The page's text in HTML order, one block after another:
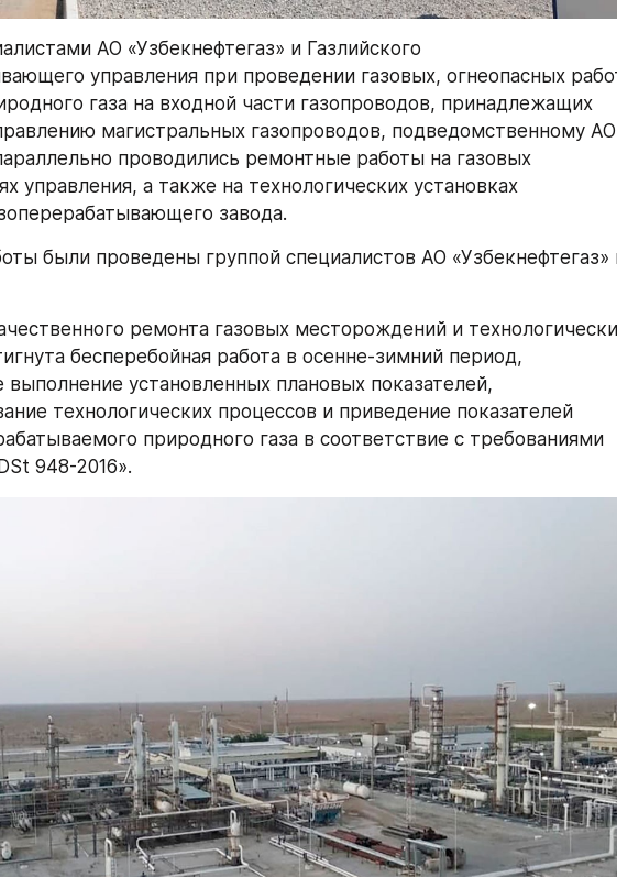
АО «Узбекнефтегаз» и Газлийского
управления при проведении газовых, огнеопасных
газа на входной части газопроводов, принадлежащих
магистральных газопроводов, подведомственному АО
проводились ремонтные работы на газовых
управления, а также на технологических установках
завода.
были проведены группой специалистов АО «Узбекнефтегаз»
ремонта газовых месторождений и
бесперебойная работа в осенне-зимний период,
установленных плановых показателей,
технологических процессов и приведение показателей
природного газа в соответствие с требованиями
948-2016».